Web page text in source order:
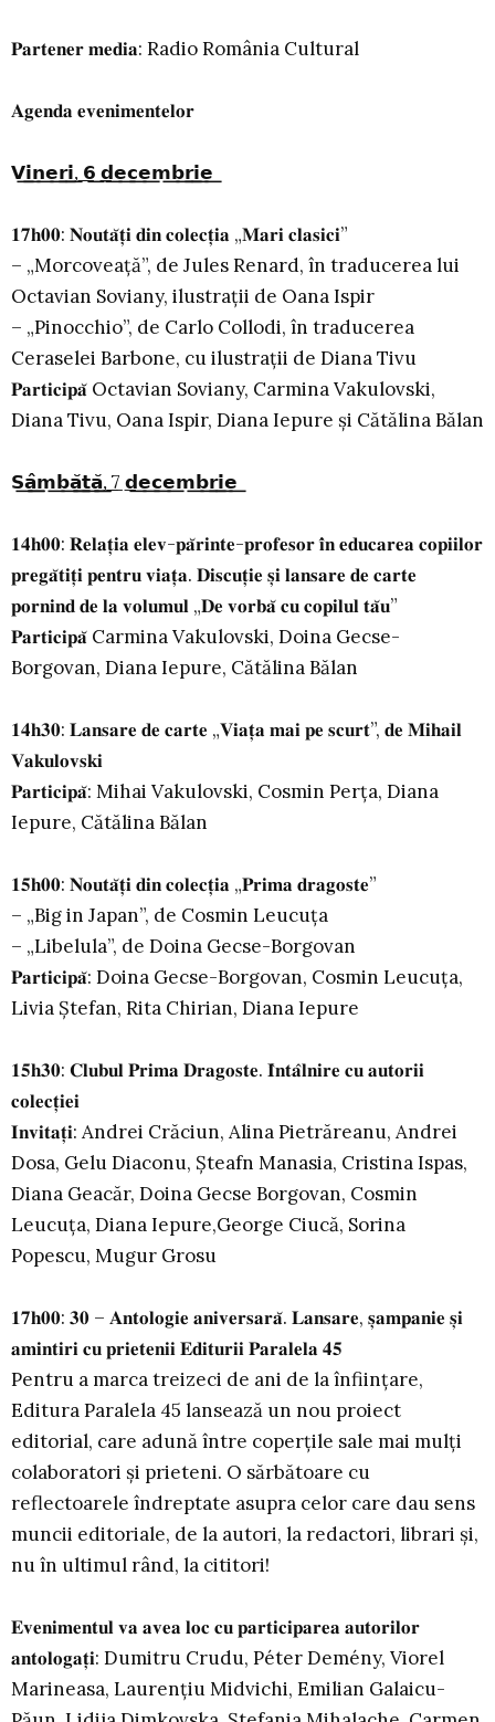
𝐏𝐚𝐫𝐭𝐞𝐧𝐞𝐫 𝐦𝐞𝐝𝐢𝐚: Radio România Cultural
𝐀𝐠𝐞𝐧𝐝𝐚 𝐞𝐯𝐞𝐧𝐢𝐦𝐞𝐧𝐭𝐞𝐥𝐨𝐫
𝗩͟𝗶͟𝗻͟𝗲͟𝗿͟𝗶͟,͟ ͟𝟲͟ ͟𝗱͟𝗲͟𝗰͟𝗲͟𝗺͟𝗯͟𝗿͟𝗶͟𝗲͟
𝟏𝟕𝐡𝟎𝟎: 𝐍𝐨𝐮𝐭𝐚̆𝐭̦𝐢 𝐝𝐢𝐧 𝐜𝐨𝐥𝐞𝐜𝐭̦𝐢𝐚 „𝐌𝐚𝐫𝐢 𝐜𝐥𝐚𝐬𝐢𝐜𝐢”
– „Morcoveață”, de Jules Renard, în traducerea lui
Octavian Soviany, ilustrații de Oana Ispir
– „Pinocchio”, de Carlo Collodi, în traducerea
Ceraselei Barbone, cu ilustrații de Diana Tivu
𝐏𝐚𝐫𝐭𝐢𝐜𝐢𝐩𝐚̆ Octavian Soviany, Carmina Vakulovski,
Diana Tivu, Oana Ispir, Diana Iepure și Cătălina Bălan
𝗦͟𝗮̂͟͟𝗺͟𝗯͟𝗮̆͟͟𝘁͟𝗮̆͟͟,͟ ͟7 ͟𝗱͟𝗲͟𝗰͟𝗲͟𝗺͟𝗯͟𝗿͟𝗶͟𝗲͟
𝟏𝟒𝐡𝟎𝟎: 𝐑𝐞𝐥𝐚𝐭̦𝐢𝐚 𝐞𝐥𝐞𝐯-𝐩𝐚̆𝐫𝐢𝐧𝐭𝐞-𝐩𝐫𝐨𝐟𝐞𝐬𝐨𝐫 𝐢̂𝐧 𝐞𝐝𝐮𝐜𝐚𝐫𝐞𝐚 𝐜𝐨𝐩𝐢𝐢𝐥𝐨𝐫
𝐩𝐫𝐞𝐠𝐚̆𝐭𝐢𝐭̦𝐢 𝐩𝐞𝐧𝐭𝐫𝐮 𝐯𝐢𝐚𝐭̦𝐚. 𝐃𝐢𝐬𝐜𝐮𝐭̦𝐢𝐞 𝐬̦𝐢 𝐥𝐚𝐧𝐬𝐚𝐫𝐞 𝐝𝐞 𝐜𝐚𝐫𝐭𝐞
𝐩𝐨𝐫𝐧𝐢𝐧𝐝 𝐝𝐞 𝐥𝐚 𝐯𝐨𝐥𝐮𝐦𝐮𝐥 „𝐃𝐞 𝐯𝐨𝐫𝐛𝐚̆ 𝐜𝐮 𝐜𝐨𝐩𝐢𝐥𝐮𝐥 𝐭𝐚̆𝐮”
𝐏𝐚𝐫𝐭𝐢𝐜𝐢𝐩𝐚̆ Carmina Vakulovski, Doina Gecse-
Borgovan, Diana Iepure, Cătălina Bălan
𝟏𝟒𝐡𝟑𝟎: 𝐋𝐚𝐧𝐬𝐚𝐫𝐞 𝐝𝐞 𝐜𝐚𝐫𝐭𝐞 „𝐕𝐢𝐚𝐭̦𝐚 𝐦𝐚𝐢 𝐩𝐞 𝐬𝐜𝐮𝐫𝐭”, 𝐝𝐞 𝐌𝐢𝐡𝐚𝐢𝐥
𝐕𝐚𝐤𝐮𝐥𝐨𝐯𝐬𝐤𝐢
𝐏𝐚𝐫𝐭𝐢𝐜𝐢𝐩𝐚̆: Mihai Vakulovski, Cosmin Perța, Diana
Iepure, Cătălina Bălan
𝟏𝟓𝐡𝟎𝟎: 𝐍𝐨𝐮𝐭𝐚̆𝐭̦𝐢 𝐝𝐢𝐧 𝐜𝐨𝐥𝐞𝐜𝐭̦𝐢𝐚 „𝐏𝐫𝐢𝐦𝐚 𝐝𝐫𝐚𝐠𝐨𝐬𝐭𝐞”
– „Big in Japan”, de Cosmin Leucuța
– „Libelula”, de Doina Gecse-Borgovan
𝐏𝐚𝐫𝐭𝐢𝐜𝐢𝐩𝐚̆: Doina Gecse-Borgovan, Cosmin Leucuța,
Livia Ștefan, Rita Chirian, Diana Iepure
𝟏𝟓𝐡𝟑𝟎: 𝐂𝐥𝐮𝐛𝐮𝐥 𝐏𝐫𝐢𝐦𝐚 𝐃𝐫𝐚𝐠𝐨𝐬𝐭𝐞. 𝐈̂𝐧𝐭𝐚̂𝐥𝐧𝐢𝐫𝐞 𝐜𝐮 𝐚𝐮𝐭𝐨𝐫𝐢𝐢
𝐜𝐨𝐥𝐞𝐜𝐭̦𝐢𝐞𝐢
𝐈𝐧𝐯𝐢𝐭𝐚𝐭̦𝐢: Andrei Crăciun, Alina Pietrăreanu, Andrei
Dosa, Gelu Diaconu, Șteafn Manasia, Cristina Ispas,
Diana Geacăr, Doina Gecse Borgovan, Cosmin
Leucuța, Diana Iepure,George Ciucă, Sorina
Popescu, Mugur Grosu
𝟏𝟕𝐡𝟎𝟎: 𝟑𝟎 – 𝐀𝐧𝐭𝐨𝐥𝐨𝐠𝐢𝐞 𝐚𝐧𝐢𝐯𝐞𝐫𝐬𝐚𝐫𝐚̆. 𝐋𝐚𝐧𝐬𝐚𝐫𝐞, 𝐬̦𝐚𝐦𝐩𝐚𝐧𝐢𝐞 𝐬̦𝐢
𝐚𝐦𝐢𝐧𝐭𝐢𝐫𝐢 𝐜𝐮 𝐩𝐫𝐢𝐞𝐭𝐞𝐧𝐢𝐢 𝐄𝐝𝐢𝐭𝐮𝐫𝐢𝐢 𝐏𝐚𝐫𝐚𝐥𝐞𝐥𝐚 𝟒𝟓
Pentru a marca treizeci de ani de la înființare,
Editura Paralela 45 lansează un nou proiect
editorial, care adună între coperțile sale mai mulți
colaboratori și prieteni. O sărbătoare cu
reflectoarele îndreptate asupra celor care dau sens
muncii editoriale, de la autori, la redactori, librari și,
nu în ultimul rând, la cititori!
𝐄𝐯𝐞𝐧𝐢𝐦𝐞𝐧𝐭𝐮𝐥 𝐯𝐚 𝐚𝐯𝐞𝐚 𝐥𝐨𝐜 𝐜𝐮 𝐩𝐚𝐫𝐭𝐢𝐜𝐢𝐩𝐚𝐫𝐞𝐚 𝐚𝐮𝐭𝐨𝐫𝐢𝐥𝐨𝐫
𝐚𝐧𝐭𝐨𝐥𝐨𝐠𝐚𝐭̦𝐢: Dumitru Crudu, Péter Demény, Viorel
Marineasa, Laurențiu Midvichi, Emilian Galaicu-